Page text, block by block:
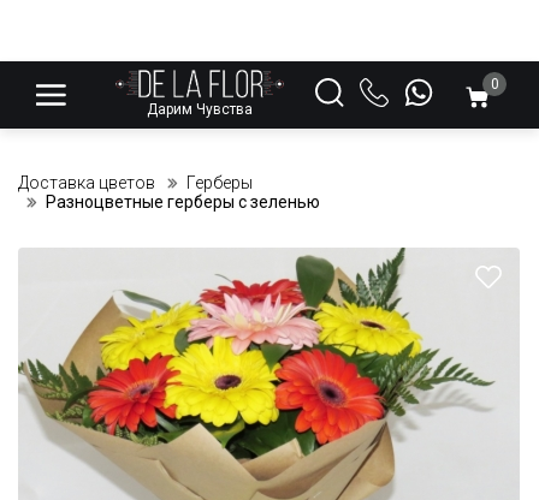
Дарим Чувства
0
Доставка цветов
Герберы
Разноцветные герберы с зеленью